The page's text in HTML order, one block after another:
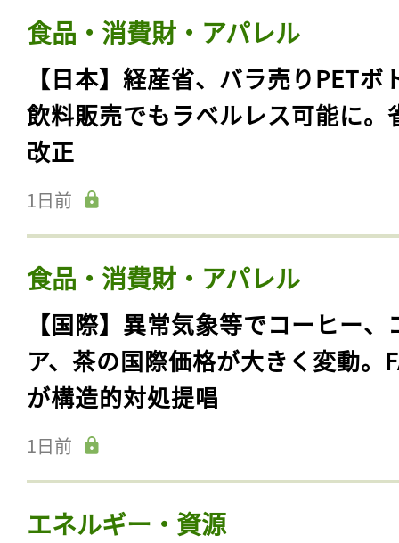
食品・消費財・アパレル
【日本】経産省、バラ売りPETボ
飲料販売でもラベルレス可能に。
改正
1日前
食品・消費財・アパレル
【国際】異常気象等でコーヒー、
ア、茶の国際価格が大きく変動。
が構造的対処提唱
1日前
エネルギー・資源